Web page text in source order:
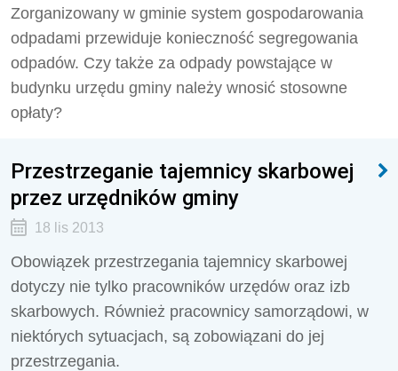
Zorganizowany w gminie system gospodarowania
odpadami przewiduje konieczność segregowania
odpadów. Czy także za odpady powstające w
budynku urzędu gminy należy wnosić stosowne
opłaty?
Przestrzeganie tajemnicy skarbowej
przez urzędników gminy
18 lis 2013
Obowiązek przestrzegania tajemnicy skarbowej
dotyczy nie tylko pracowników urzędów oraz izb
skarbowych. Również pracownicy samorządowi, w
niektórych sytuacjach, są zobowiązani do jej
przestrzegania.